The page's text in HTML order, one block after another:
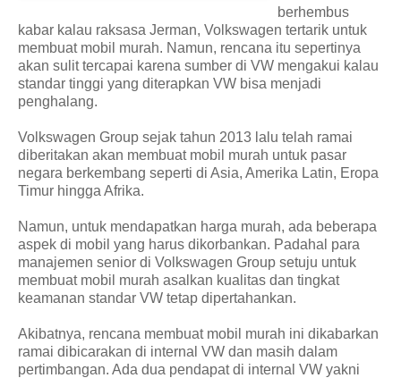
berhembus
kabar kalau raksasa Jerman, Volkswagen tertarik untuk
membuat mobil murah. Namun, rencana itu sepertinya
akan sulit tercapai karena sumber di VW mengakui kalau
standar tinggi yang diterapkan VW bisa menjadi
penghalang.
Volkswagen Group sejak tahun 2013 lalu telah ramai
diberitakan akan membuat mobil murah untuk pasar
negara berkembang seperti di Asia, Amerika Latin, Eropa
Timur hingga Afrika.
Namun, untuk mendapatkan harga murah, ada beberapa
aspek di mobil yang harus dikorbankan. Padahal para
manajemen senior di Volkswagen Group setuju untuk
membuat mobil murah asalkan kualitas dan tingkat
keamanan standar VW tetap dipertahankan.
Akibatnya, rencana membuat mobil murah ini dikabarkan
ramai dibicarakan di internal VW dan masih dalam
pertimbangan. Ada dua pendapat di internal VW yakni